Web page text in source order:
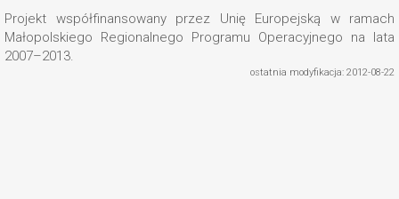
Projekt współfinansowany przez Unię Europejską w ramach
Małopolskiego Regionalnego Programu Operacyjnego na lata
2007–2013.
ostatnia modyfikacja: 2012-08-22